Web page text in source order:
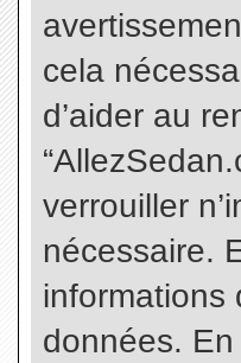
cela
d’aider au
verrouiller
nécessaire.
informations
données.